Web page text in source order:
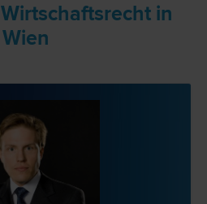
Wirtschaftsrecht in
Wien